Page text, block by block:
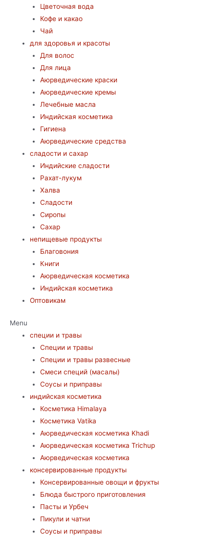
Цветочная вода
Кофе и какао
Чай
для здоровья и красоты
Для волос
Для лица
Аюрведические краски
Аюрведические кремы
Лечебные масла
Индийская косметика
Гигиена
Аюрведические средства
сладости и сахар
Индийские сладости
Рахат-лукум
Халва
Сладости
Сиропы
Сахар
непищевые продукты
Благовония
Книги
Аюрведическая косметика
Индийская косметика
Оптовикам
Menu
специи и травы
Специи и травы
Специи и травы развесные
Смеси специй (масалы)
Соусы и приправы
индийская косметика
Косметика Himalaya
Косметика Vatika
Аюрведическая коcметика Khadi
Аюрведическая коcметика Trichup
Аюрведическая косметика
консервированные продукты
Консервированные овощи и фрукты
Блюда быстрого приготовления
Пасты и Урбеч
Пикули и чатни
Соусы и приправы